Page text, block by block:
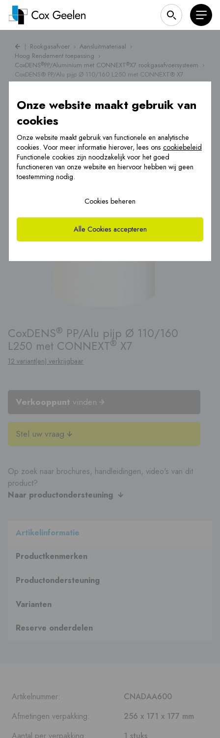
| Rookgasafvoer › Aansluitmateriaal ›
Hoog Rendement toepassing ›
CoxDENS®PP/Aluminium met CONNEXT®X7 rookgasafvoersysteem ›
CoxDENS® PP/Alu pijp Ø 110/160 L250 met CONNEXT® X7
CoxDENS® PP/Alu pijp Ø 110/160
L250 met CONNEXT® X7
12 variant(en) verkrijgbaar
Verkooppunt vinden
Stel uw vraag
Op zoek naar brochures, handleidingen, video's van dit
product?
Naar productondersteuning
Artikelinformatie
Productkenmerken
Productondersteuning
Varianten
Reserve onderdelen
Artikelnummer:
CNADAA600
Afmetingen verpakking:
256 x 171 x 177 mm
Onze website maakt gebruik van
cookies
Onze website maakt gebruik van functionele en analytische
cookies. Voor meer informatie hierover, lees ons cookiebeleid
Functionele cookies zijn noodzakelijk voor het goed
functioneren van onze website en hiervoor hebben wij geen
toestemming nodig.
Cookies beheren
Alle Cookies accepteren